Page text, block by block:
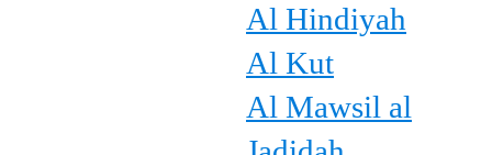
Al Hindiyah
Al Kut
Al Mawsil al